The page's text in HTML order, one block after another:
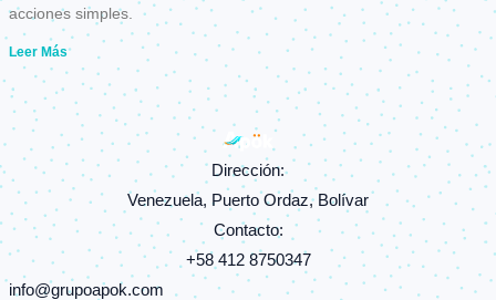
acciones simples.
Leer Más
Dirección:
Venezuela, Puerto Ordaz, Bolívar
Contacto:
+58 412 8750347
info@grupoapok.com